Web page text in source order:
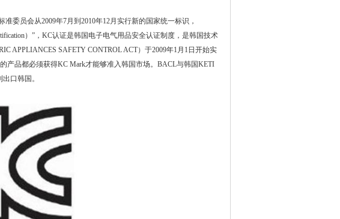
委员会从2009年7月到2010年12月实行新的国家统一标识，
）”，KC认证是韩国电子电气用品安全认证制度，是韩国技术
APPLIANCES SAFETY CONTROL ACT）于2009年1月1日开始实
产品都必须获得KC Mark才能够准入韩国市场。BACL与韩国KETI
口韩国。